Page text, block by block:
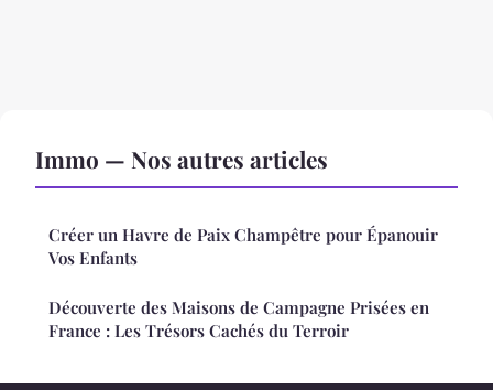
Immo — Nos autres articles
Créer un Havre de Paix Champêtre pour Épanouir
Vos Enfants
Découverte des Maisons de Campagne Prisées en
France : Les Trésors Cachés du Terroir